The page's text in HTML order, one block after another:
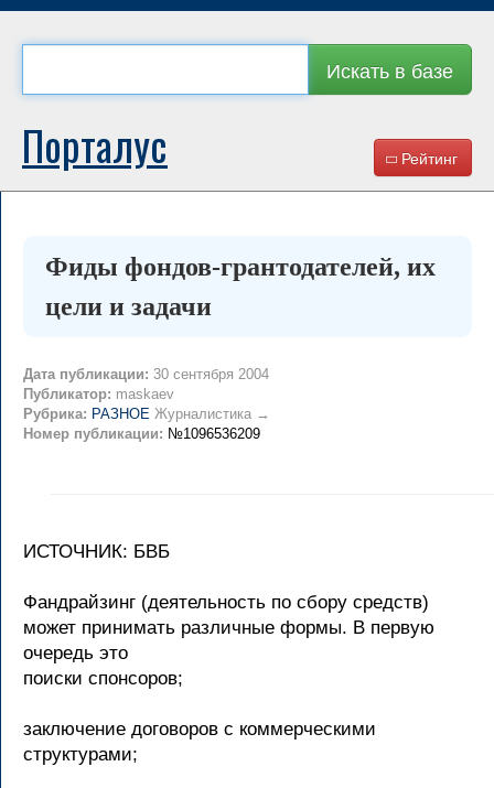
Искать в базе
Рейтинг
Порталус
Фиды фондов-грантодателей, их
цели и задачи
Дата публикации: 30 сентября 2004
Публикатор: maskaev
Рубрика: РАЗНОЕ Журналистика →
Номер публикации: №1096536209
ИСТОЧНИК: БВБ
Фандрайзинг (деятельность по сбору средств)
может принимать различные формы. В первую
очередь это
поиски спонсоров;
заключение договоров с коммерческими
структурами;